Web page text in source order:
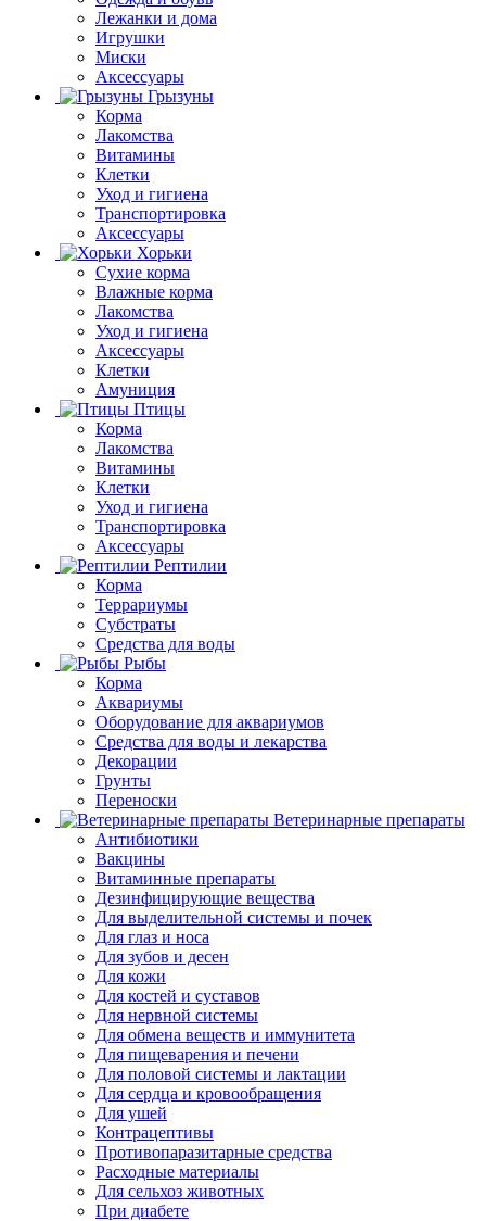
Лежанки и дома
Игрушки
Миски
Аксессуары
Грызуны
Корма
Лакомства
Витамины
Клетки
Уход и гигиена
Транспортировка
Аксессуары
Хорьки
Сухие корма
Влажные корма
Лакомства
Уход и гигиена
Аксессуары
Клетки
Амуниция
Птицы
Корма
Лакомства
Витамины
Клетки
Уход и гигиена
Транспортировка
Аксессуары
Рептилии
Корма
Террариумы
Субстраты
Средства для воды
Рыбы
Корма
Аквариумы
Оборудование для аквариумов
Средства для воды и лекарства
Декорации
Грунты
Переноски
Ветеринарные препараты
Антибиотики
Вакцины
Витаминные препараты
Дезинфицирующие вещества
Для выделительной системы и почек
Для глаз и носа
Для зубов и десен
Для кожи
Для костей и суставов
Для нервной системы
Для обмена веществ и иммунитета
Для пищеварения и печени
Для половой системы и лактации
Для сердца и кровообращения
Для ушей
Контрацептивы
Противопаразитарные средства
Расходные материалы
Для сельхоз животных
При диабете